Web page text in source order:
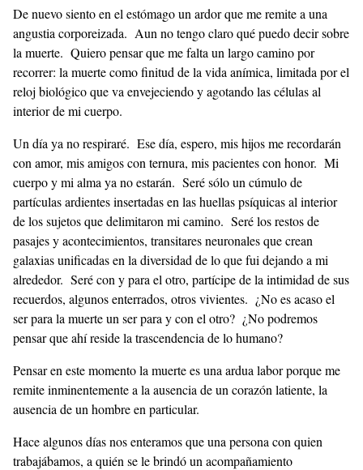
De nuevo siento en el estómago un ardor que me remite a una
angustia corporeizada. Aun no tengo claro qué puedo decir sobre
la muerte. Quiero pensar que me falta un largo camino por
recorrer: la muerte como finitud de la vida anímica, limitada por el
reloj biológico que va envejeciendo y agotando las células al
interior de mi cuerpo.
Un día ya no respiraré. Ese día, espero, mis hijos me recordarán
con amor, mis amigos con ternura, mis pacientes con honor. Mi
cuerpo y mi alma ya no estarán. Seré sólo un cúmulo de
partículas ardientes insertadas en las huellas psíquicas al interior
de los sujetos que delimitaron mi camino. Seré los restos de
pasajes y acontecimientos, transitares neuronales que crean
galaxias unificadas en la diversidad de lo que fui dejando a mi
alrededor. Seré con y para el otro, partícipe de la intimidad de sus
recuerdos, algunos enterrados, otros vivientes. ¿No es acaso el
ser para la muerte un ser para y con el otro? ¿No podremos
pensar que ahí reside la trascendencia de lo humano?
Pensar en este momento la muerte es una ardua labor porque me
remite inminentemente a la ausencia de un corazón latiente, la
ausencia de un hombre en particular.
Hace algunos días nos enteramos que una persona con quien
trabajábamos, a quién se le brindó un acompañamiento